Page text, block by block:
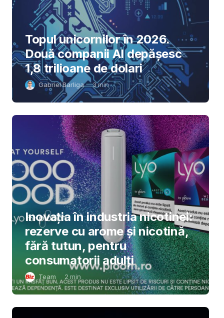
Topul unicornilor în 2026.
Două companii AI depășesc
1,8 trilioane de dolari
Gabriel Barliga 3min
Inovația în industria nicotinei:
rezerve cu arome și nicotină,
fără tutun, pentru
consumatorii adulți
Team 2 min